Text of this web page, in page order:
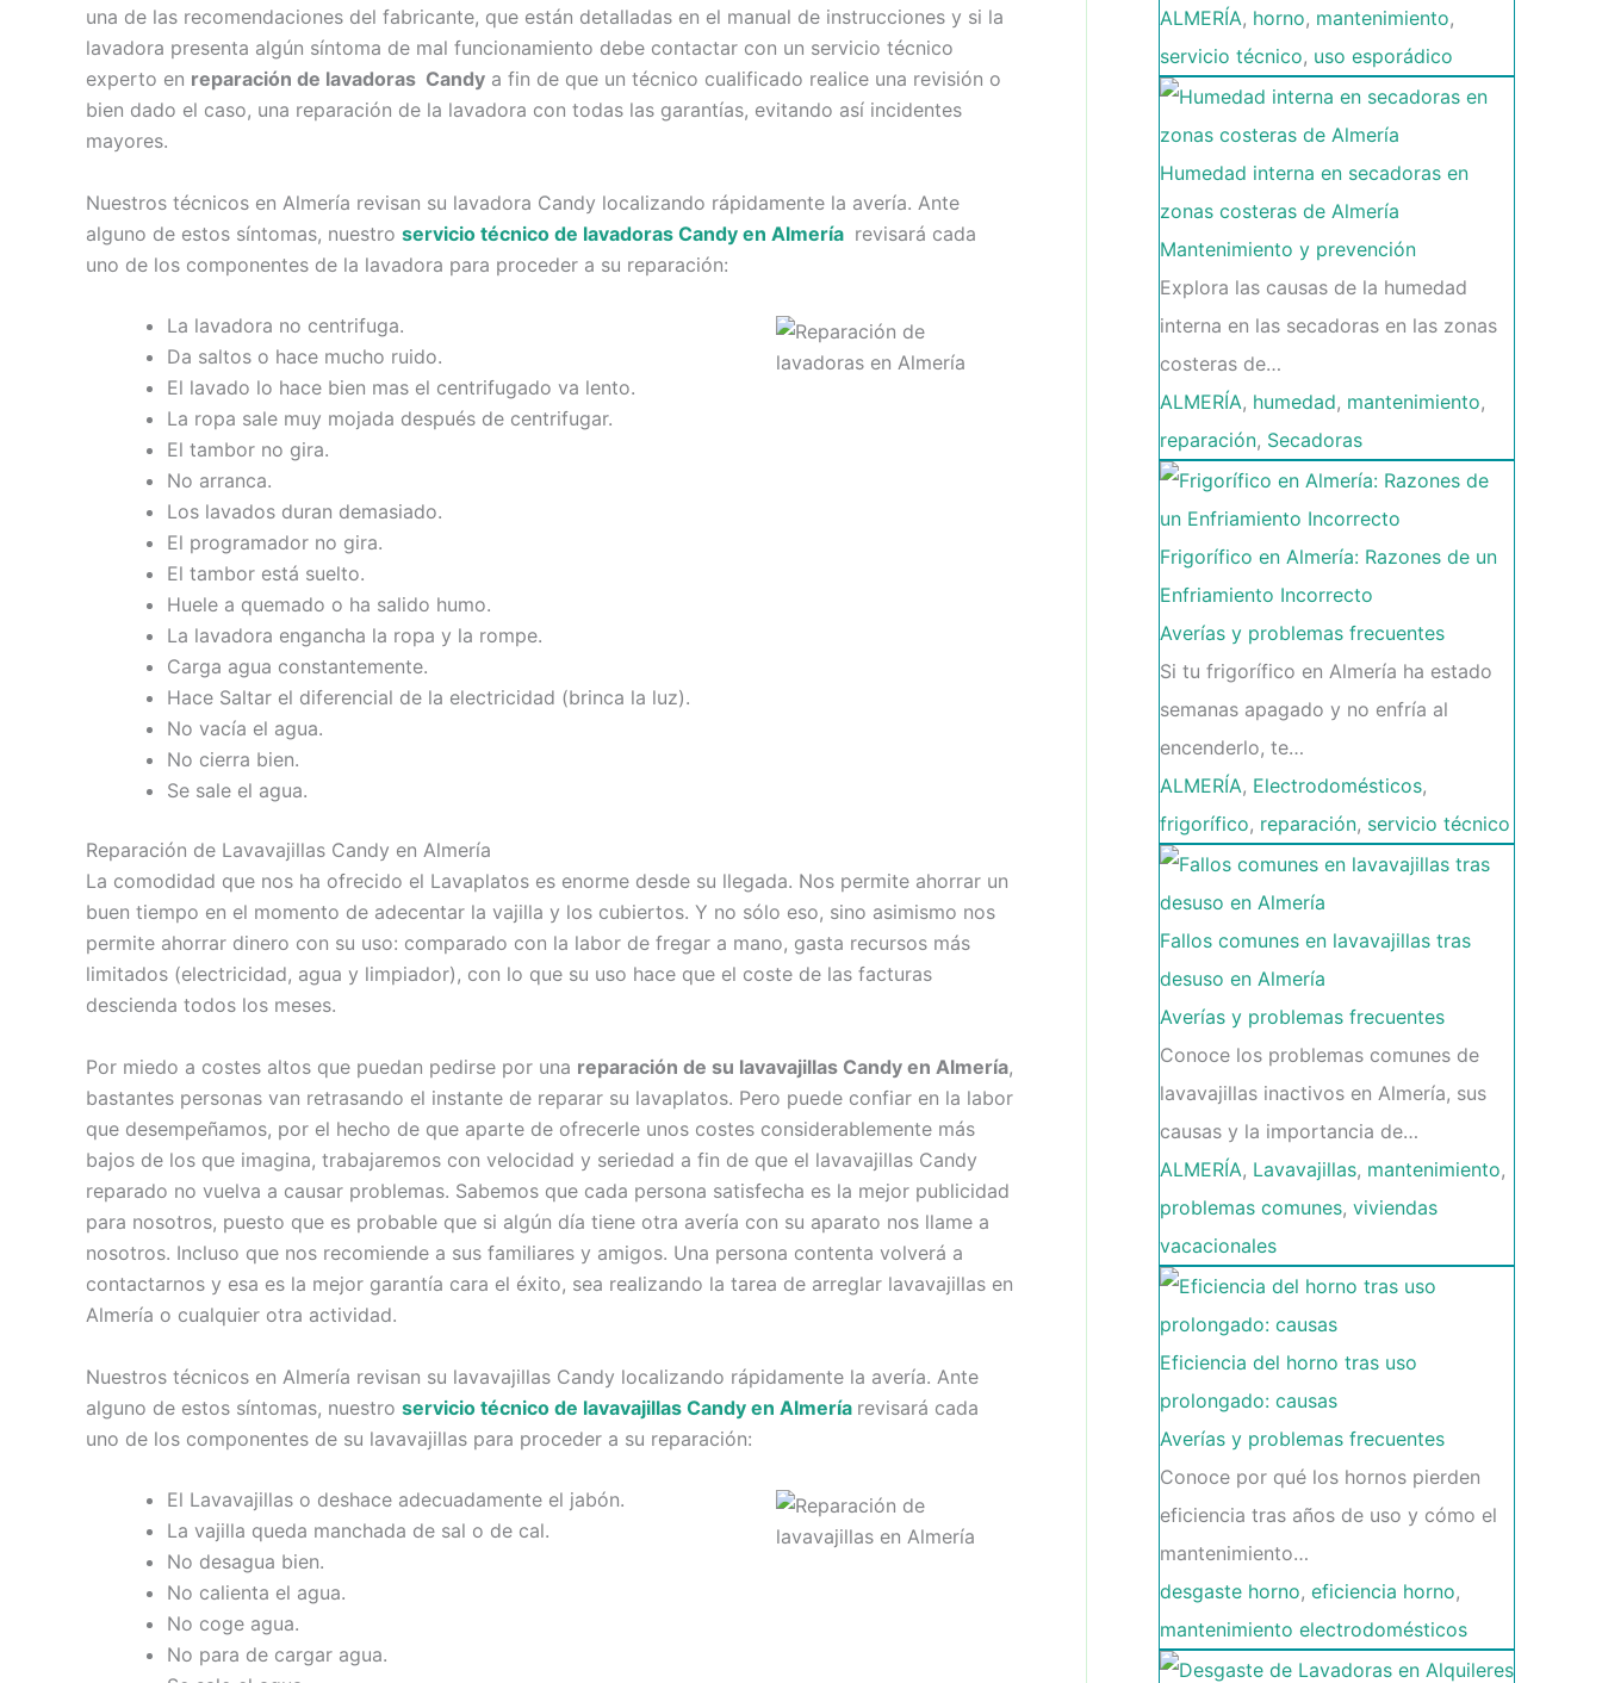
una de las recomendaciones del fabricante, que están detalladas en el manual de instrucciones y si la
lavadora presenta algún síntoma de mal funcionamiento debe contactar con un servicio técnico
experto en reparación de lavadoras Candy a fin de que un técnico cualificado realice una revisión o
bien dado el caso, una reparación de la lavadora con todas las garantías, evitando así incidentes
mayores.
Nuestros técnicos en Almería revisan su lavadora Candy localizando rápidamente la avería. Ante
alguno de estos síntomas, nuestro servicio técnico de lavadoras Candy en Almería revisará cada
uno de los componentes de la lavadora para proceder a su reparación:
La lavadora no centrifuga.
Da saltos o hace mucho ruido.
El lavado lo hace bien mas el centrifugado va lento.
La ropa sale muy mojada después de centrifugar.
El tambor no gira.
No arranca.
Los lavados duran demasiado.
El programador no gira.
El tambor está suelto.
Huele a quemado o ha salido humo.
La lavadora engancha la ropa y la rompe.
Carga agua constantemente.
Hace Saltar el diferencial de la electricidad (brinca la luz).
No vacía el agua.
No cierra bien.
Se sale el agua.
Reparación de Lavavajillas Candy en Almería
La comodidad que nos ha ofrecido el Lavaplatos es enorme desde su llegada. Nos permite ahorrar un
buen tiempo en el momento de adecentar la vajilla y los cubiertos. Y no sólo eso, sino asimismo nos
permite ahorrar dinero con su uso: comparado con la labor de fregar a mano, gasta recursos más
limitados (electricidad, agua y limpiador), con lo que su uso hace que el coste de las facturas
descienda todos los meses.
Por miedo a costes altos que puedan pedirse por una reparación de su lavavajillas Candy en Almería,
bastantes personas van retrasando el instante de reparar su lavaplatos. Pero puede confiar en la labor
que desempeñamos, por el hecho de que aparte de ofrecerle unos costes considerablemente más
bajos de los que imagina, trabajaremos con velocidad y seriedad a fin de que el lavavajillas Candy
reparado no vuelva a causar problemas. Sabemos que cada persona satisfecha es la mejor publicidad
para nosotros, puesto que es probable que si algún día tiene otra avería con su aparato nos llame a
nosotros. Incluso que nos recomiende a sus familiares y amigos. Una persona contenta volverá a
contactarnos y esa es la mejor garantía cara el éxito, sea realizando la tarea de arreglar lavavajillas en
Almería o cualquier otra actividad.
Nuestros técnicos en Almería revisan su lavavajillas Candy localizando rápidamente la avería. Ante
alguno de estos síntomas, nuestro servicio técnico de lavavajillas Candy en Almería revisará cada
uno de los componentes de su lavavajillas para proceder a su reparación:
El Lavavajillas o deshace adecuadamente el jabón.
La vajilla queda manchada de sal o de cal.
No desagua bien.
No calienta el agua.
No coge agua.
No para de cargar agua.
ALMERÍA, horno, mantenimiento,
servicio técnico, uso esporádico
Humedad interna en secadoras en
zonas costeras de Almería
Mantenimiento y prevención
Explora las causas de la humedad
interna en las secadoras en las zonas
costeras de…
ALMERÍA, humedad, mantenimiento,
reparación, Secadoras
Frigorífico en Almería: Razones de un
Enfriamiento Incorrecto
Averías y problemas frecuentes
Si tu frigorífico en Almería ha estado
semanas apagado y no enfría al
encenderlo, te…
ALMERÍA, Electrodomésticos,
frigorífico, reparación, servicio técnico
Fallos comunes en lavavajillas tras
desuso en Almería
Averías y problemas frecuentes
Conoce los problemas comunes de
lavavajillas inactivos en Almería, sus
causas y la importancia de…
ALMERÍA, Lavavajillas, mantenimiento,
problemas comunes, viviendas
vacacionales
Eficiencia del horno tras uso
prolongado: causas
Averías y problemas frecuentes
Conoce por qué los hornos pierden
eficiencia tras años de uso y cómo el
mantenimiento…
desgaste horno, eficiencia horno,
mantenimiento electrodomésticos